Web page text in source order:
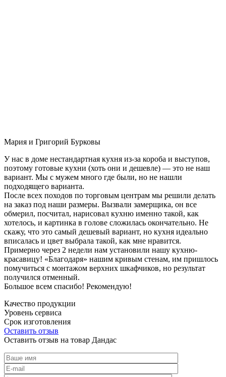
Мария и Григорий Бурковы
У нас в доме нестандартная кухня из-за короба и выступов,
поэтому готовые кухни (хоть они и дешевле) — это не наш
вариант. Мы с мужем много где были, но не нашли
подходящего варианта.
После всех походов по торговым центрам мы решили делать
на заказ под наши размеры. Вызвали замерщика, он все
обмерил, посчитал, нарисовал кухню именно такой, как
хотелось, и картинка в голове сложилась окончательно. Не
скажу, что это самый дешевый вариант, но кухня идеально
вписалась и цвет выбрала такой, как мне нравится.
Примерно через 2 недели нам установили нашу кухню-
красавицу! «Благодаря» нашим кривым стенам, им пришлось
помучиться с монтажом верхних шкафчиков, но результат
получился отменный.
Большое всем спасибо! Рекомендую!
Качество продукции
Уровень сервиса
Срок изготовления
Оставить отзыв
Оставить отзыв на товар Дандас